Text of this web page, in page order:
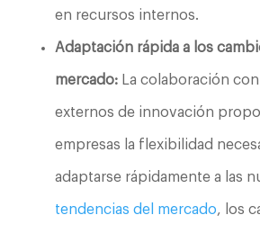
en recursos internos.
Adaptación rápida a los
mercado:La colaboración
externos de innovación
empresas la flexibilidad
adaptarse rápidamente a las
tendencias del mercado, los